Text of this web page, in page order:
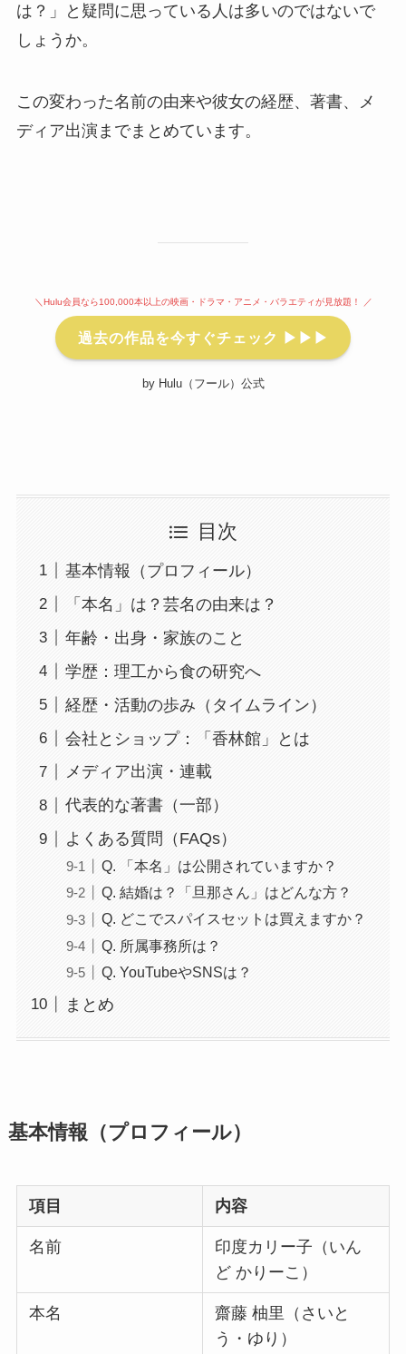
は？」と疑問に思っている人は多いのではないで
しょうか。
この変わった名前の由来や彼女の経歴、著書、メ
ディア出演までまとめています。
＼Hulu会員なら100,000本以上の映画・ドラマ・アニメ・バラエティが見放題！ ／
過去の作品を今すぐチェック ▶▶▶
by Hulu（フール）公式
目次
基本情報（プロフィール）
「本名」は？芸名の由来は？
年齢・出身・家族のこと
学歴：理工から食の研究へ
経歴・活動の歩み（タイムライン）
会社とショップ：「香林館」とは
メディア出演・連載
代表的な著書（一部）
よくある質問（FAQs）
Q. 「本名」は公開されていますか？
Q. 結婚は？「旦那さん」はどんな方？
Q. どこでスパイスセットは買えますか？
Q. 所属事務所は？
Q. YouTubeやSNSは？
まとめ
基本情報（プロフィール）
項目 内容
名前
印度カリー子（いん
ど かりーこ）
本名
齋藤 柚里（さいと
う・ゆり）